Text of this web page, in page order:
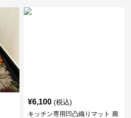
¥6,100 (税込)
キッチン専用凹凸織りマット 廊